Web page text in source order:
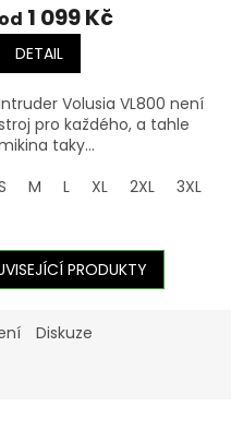
5XL
od 1 099 Kč
DETAIL
Volusia VL800 není
pro každého, a tahle
taky...
M L XL 2XL 3XL
PRODUKTY
Diskuze